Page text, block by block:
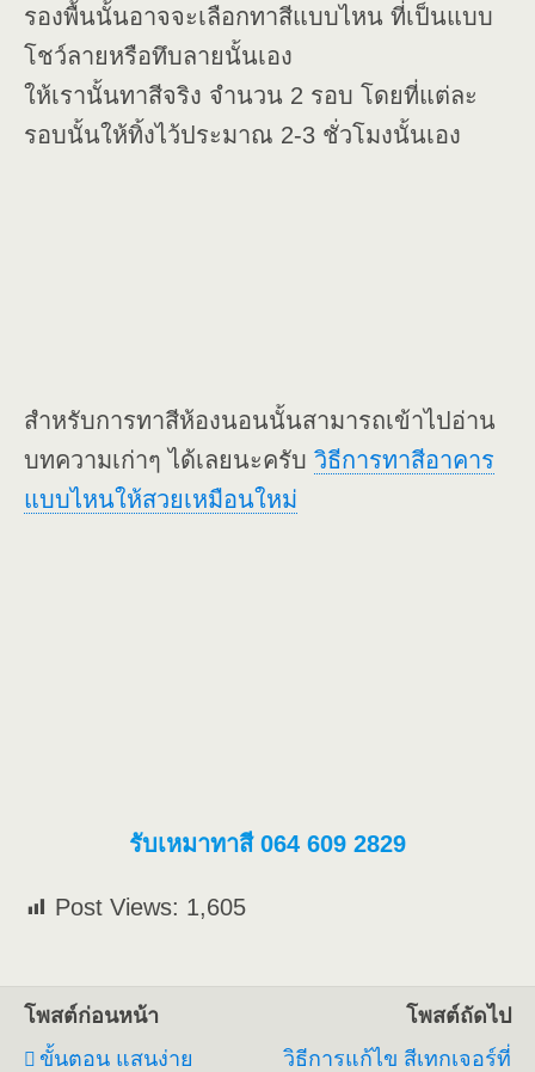
รองพื้นนั้นอาจจะเลือกทาสีแบบไหน ที่เป็นแบบ
โชว์ลายหรือทึบลายนั้นเอง
ให้เรานั้นทาสีจริง จำนวน 2 รอบ โดยที่แต่ละ
รอบนั้นให้ทิ้งไว้ประมาณ 2-3 ชั่วโมงนั้นเอง
สำหรับการทาสีห้องนอนนั้นสามารถเข้าไปอ่าน
บทความเก่าๆ ได้เลยนะครับ วิธีการทาสีอาคาร
แบบไหนให้สวยเหมือนใหม่
รับเหมาทาสี 064 609 2829
Post Views: 1,605
โพสต์ก่อนหน้า
ขั้นตอน แสนง่าย
โพสต์ถัดไป
วิธีการแก้ไข สีเทกเจอร์ที่